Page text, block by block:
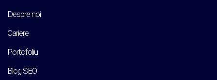
Despre noi
Cariere
Portofoliu
Blog SEO